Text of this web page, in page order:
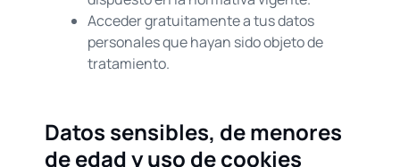
Acceder gratuitamente a tus datos
personales que hayan sido objeto de
tratamiento.
Datos sensibles, de menores
de edad y uso de cookies